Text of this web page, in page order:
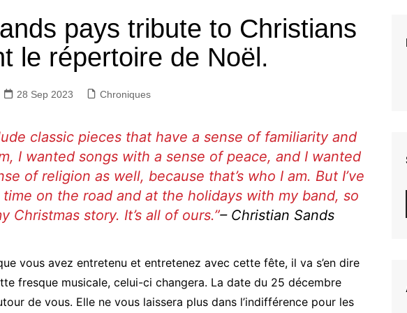
pays tribute to Christians
le répertoire de Noël.
28 Sep 2023 Chroniques
classic pieces that have a sense of familiarity and
I wanted songs with a sense of peace, and I wanted
of religion as well, because that’s who I am. But I’ve
on the road and at the holidays with my band, so
Christmas story. It’s all of ours.”– Christian Sands
vous avez entretenu et entretenez avec cette fête, il va s’en dire
fresque musicale, celui-ci changera. La date du 25 décembre
de vous. Elle ne vous laissera plus dans l’indifférence pour les